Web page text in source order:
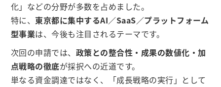
化」などの分野が多数を占めました。
特に、 東京都に集中するAI／SaaS／プラットフォーム
型事業は、今後も注目されるテーマです。
次回の申請では、 政策との整合性・成果の数値化・加
点戦略の徹底が採択への近道です。
単なる資金調達ではなく、「成長戦略の実行」として